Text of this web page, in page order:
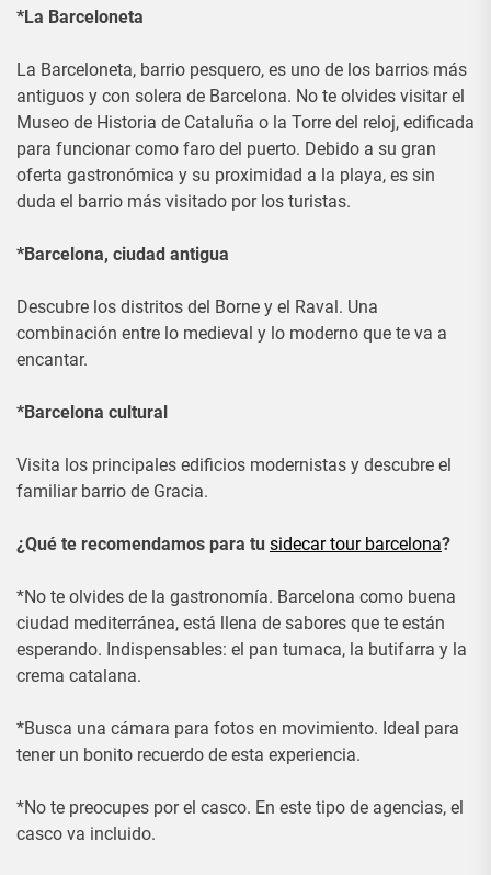
*La Barceloneta
La Barceloneta, barrio pesquero, es uno de los barrios más
antiguos y con solera de Barcelona. No te olvides visitar el
Museo de Historia de Cataluña o la Torre del reloj, edificada
para funcionar como faro del puerto. Debido a su gran
oferta gastronómica y su proximidad a la playa, es sin
duda el barrio más visitado por los turistas.
*Barcelona, ciudad antigua
Descubre los distritos del Borne y el Raval. Una
combinación entre lo medieval y lo moderno que te va a
encantar.
*Barcelona cultural
Visita los principales edificios modernistas y descubre el
familiar barrio de Gracia.
¿Qué te recomendamos para tu sidecar tour barcelona?
*No te olvides de la gastronomía. Barcelona como buena
ciudad mediterránea, está llena de sabores que te están
esperando. Indispensables: el pan tumaca, la butifarra y la
crema catalana.
*Busca una cámara para fotos en movimiento. Ideal para
tener un bonito recuerdo de esta experiencia.
*No te preocupes por el casco. En este tipo de agencias, el
casco va incluido.